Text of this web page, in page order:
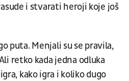
i stvarati heroji koje još
puta. Menjali su se pravila,
retko kada jedna odluka
kako igra i koliko dugo